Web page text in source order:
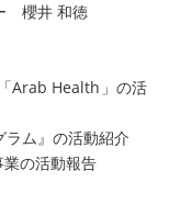
櫻井 和徳
Arab Health」の活
ラム』の活動紹介
の活動報告